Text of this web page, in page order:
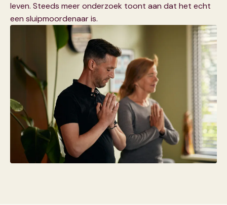
leven. Steeds meer onderzoek toont aan dat het echt
een sluipmoordenaar is.